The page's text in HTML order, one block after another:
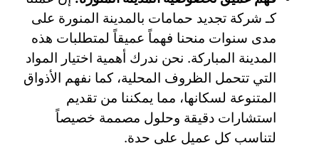
كـ شركة تجديد حمامات بالمدينة المنورة على
مدى سنوات منحنا فهماً عميقاً لمتطلبات هذه
المدينة المباركة. نحن ندرك أهمية اختيار المواد
التي تتحمل الظروف المحلية، كما نفهم الأذواق
المتنوعة لسكانها، مما يمكننا من تقديم
استشارات دقيقة وحلول مصممة خصيصاً
لتناسب كل عميل على حدة.